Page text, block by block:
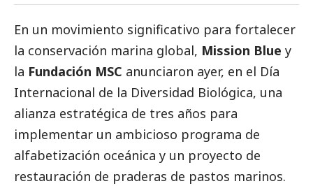
En un movimiento significativo para fortalecer
la conservación marina global, Mission Blue y
la Fundación MSC anunciaron ayer, en el Día
Internacional de la Diversidad Biológica, una
alianza estratégica de tres años para
implementar un ambicioso programa de
alfabetización oceánica y un proyecto de
restauración de praderas de pastos marinos.